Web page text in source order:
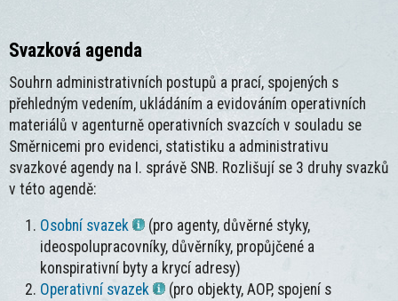
Svazková agenda
Souhrn administrativních postupů a prací, spojených s
přehledným vedením, ukládáním a evidováním operativních
materiálů v agenturně operativních svazcích v souladu se
Směrnicemi pro evidenci, statistiku a administrativu
svazkové agendy na I. správě SNB. Rozlišují se 3 druhy svazků
v této agendě:
Osobní svazek
(pro agenty, důvěrné styky,
ideospolupracovníky, důvěrníky, propůjčené a
konspirativní byty a krycí adresy)
Operativní svazek
(pro objekty, AOP, spojení s